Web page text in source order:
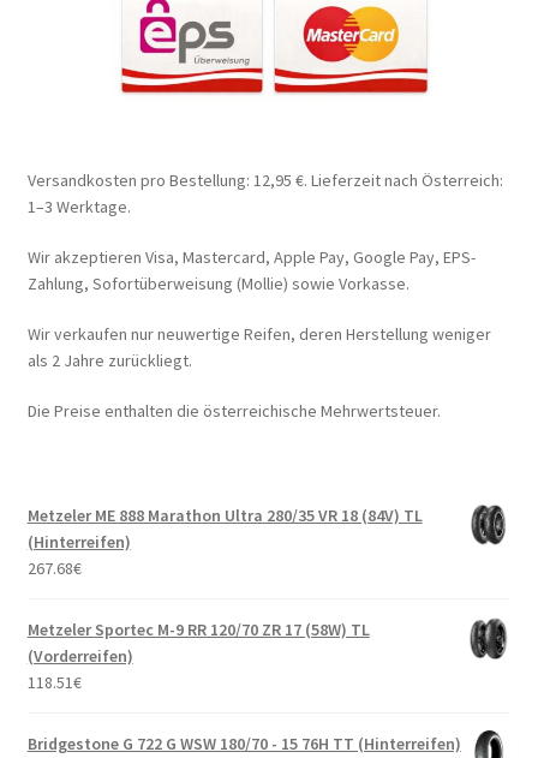
Versandkosten pro Bestellung: 12,95 €. Lieferzeit nach Österreich:
1–3 Werktage.
Wir akzeptieren Visa, Mastercard, Apple Pay, Google Pay, EPS-
Zahlung, Sofortüberweisung (Mollie) sowie Vorkasse.
Wir verkaufen nur neuwertige Reifen, deren Herstellung weniger
als 2 Jahre zurückliegt.
Die Preise enthalten die österreichische Mehrwertsteuer.
Metzeler ME 888 Marathon Ultra 280/35 VR 18 (84V) TL
(Hinterreifen)
267.68€
Metzeler Sportec M-9 RR 120/70 ZR 17 (58W) TL
(Vorderreifen)
118.51€
Bridgestone G 722 G WSW 180/70 - 15 76H TT (Hinterreifen)